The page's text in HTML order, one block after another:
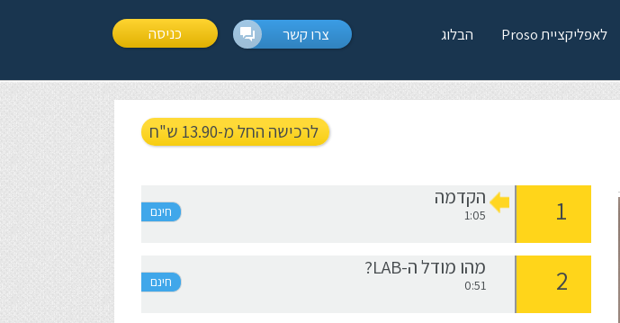
כניסה צרו קשר לאפליקציית Proso הבלוג
לרכישה החל מ-13.90 ש"ח
הקדמה
1:05
מהו מודל ה-LAB?
0:51